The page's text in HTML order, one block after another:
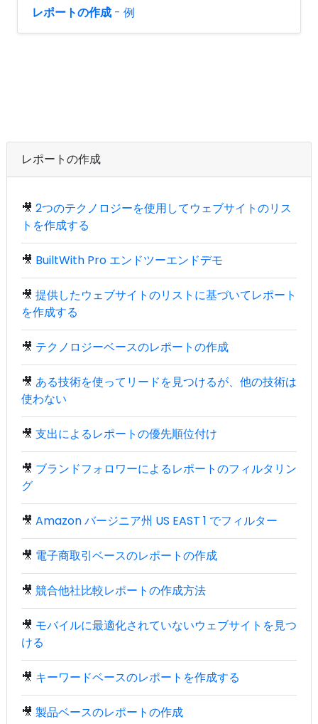
レポートの作成 - 例
レポートの作成
🎥 2つのテクノロジーを使用してウェブサイトのリス
トを作成する
🎥 BuiltWith Pro エンドツーエンドデモ
🎥 提供したウェブサイトのリストに基づいてレポート
を作成する
🎥 テクノロジーベースのレポートの作成
🎥 ある技術を使ってリードを見つけるが、他の技術は
使わない
🎥 支出によるレポートの優先順位付け
🎥 ブランドフォロワーによるレポートのフィルタリン
グ
🎥 Amazon バージニア州 US EAST 1 でフィルター
🎥 電子商取引ベースのレポートの作成
🎥 競合他社比較レポートの作成方法
🎥 モバイルに最適化されていないウェブサイトを見つ
ける
🎥 キーワードベースのレポートを作成する
🎥 製品ベースのレポートの作成